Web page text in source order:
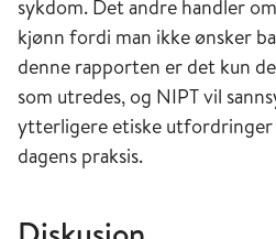
sykdom. Det andre handler
kjønn fordi man ikke ønsker
denne rapporten er det kun
som utredes, og NIPT vil
ytterligere etiske utfordringer
dagens praksis.